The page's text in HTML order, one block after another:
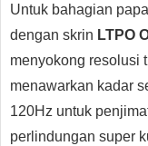
Untuk bahagian
dengan skrin LTPO
menyokong resolusi
menawarkan kadar
120Hz untuk
perlindungan super